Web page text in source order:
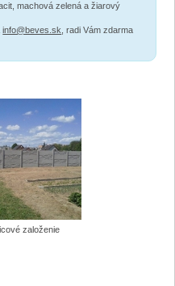
machová zelená a žiarový
info@beves.sk , radi Vám zdarma
založenie